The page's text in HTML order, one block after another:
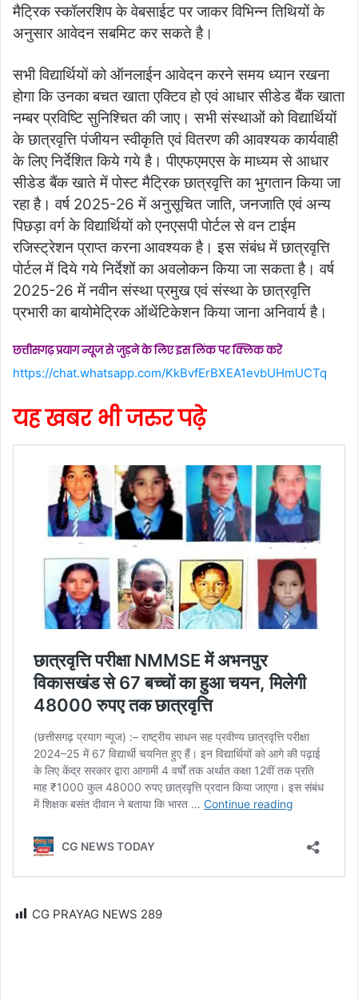
मैट्रिक स्कॉलरशिप के वेबसाईट पर जाकर विभिन्न तिथियों के
अनुसार आवेदन सबमिट कर सकते है।
सभी विद्यार्थियों को ऑनलाईन आवेदन करने समय ध्यान रखना
होगा कि उनका बचत खाता एक्टिव हो एवं आधार सीडेड बैंक खाता
नम्बर प्रविष्टि सुनिश्चित की जाए। सभी संस्थाओं को विद्यार्थियों
के छात्रवृत्ति पंजीयन स्वीकृति एवं वितरण की आवश्यक कार्यवाही
के लिए निर्देशित किये गये है। पीएफएमएस के माध्यम से आधार
सीडेड बैंक खाते में पोस्ट मैट्रिक छात्रवृत्ति का भुगतान किया जा
रहा है। वर्ष 2025-26 में अनुसूचित जाति, जनजाति एवं अन्य
पिछड़ा वर्ग के विद्यार्थियों को एनएसपी पोर्टल से वन टाईम
रजिस्ट्रेशन प्राप्त करना आवश्यक है। इस संबंध में छात्रवृत्ति
पोर्टल में दिये गये निर्देशों का अवलोकन किया जा सकता है। वर्ष
2025-26 में नवीन संस्था प्रमुख एवं संस्था के छात्रवृत्ति
प्रभारी का बायोमेट्रिक ऑथेंटिकेशन किया जाना अनिवार्य है।
छत्तीसगढ़ प्रयाग न्यूज से जुड़ने के लिए इस लिंक पर क्लिक करें
https://chat.whatsapp.com/KkBvfErBXEA1evbUHmUCTq
यह खबर भी जरुर पढ़े
CG PRAYAG NEWS 289